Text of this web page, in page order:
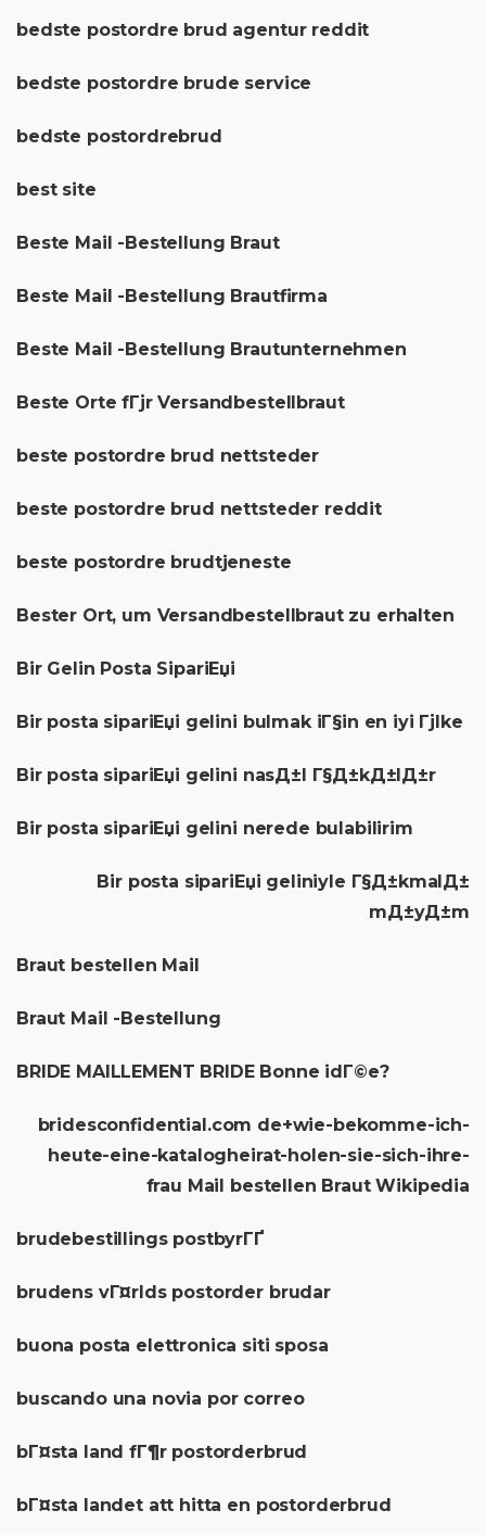
bedste postordre brud agentur reddit
bedste postordre brude service
bedste postordrebrud
best site
Beste Mail -Bestellung Braut
Beste Mail -Bestellung Brautfirma
Beste Mail -Bestellung Brautunternehmen
Beste Orte fГјr Versandbestellbraut
beste postordre brud nettsteder
beste postordre brud nettsteder reddit
beste postordre brudtjeneste
Bester Ort, um Versandbestellbraut zu erhalten
Bir Gelin Posta SipariЕџi
Bir posta sipariЕџi gelini bulmak iГ§in en iyi Гјlke
Bir posta sipariЕџi gelini nasД±l Г§Д±kД±lД±r
Bir posta sipariЕџi gelini nerede bulabilirim
Bir posta sipariЕџi geliniyle Г§Д±kmalД±
mД±yД±m
Braut bestellen Mail
Braut Mail -Bestellung
BRIDE MAILLEMENT BRIDE Bonne idГ©e?
bridesconfidential.com de+wie-bekomme-ich-
heute-eine-katalogheirat-holen-sie-sich-ihre-
frau Mail bestellen Braut Wikipedia
brudebestillings postbyrГҐ
brudens vГ¤rlds postorder brudar
buona posta elettronica siti sposa
buscando una novia por correo
bГ¤sta land fГ¶r postorderbrud
bГ¤sta landet att hitta en postorderbrud